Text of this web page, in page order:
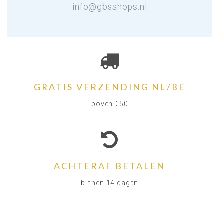
info@gbsshops.nl
GRATIS VERZENDING NL/BE
boven €50
ACHTERAF BETALEN
binnen 14 dagen